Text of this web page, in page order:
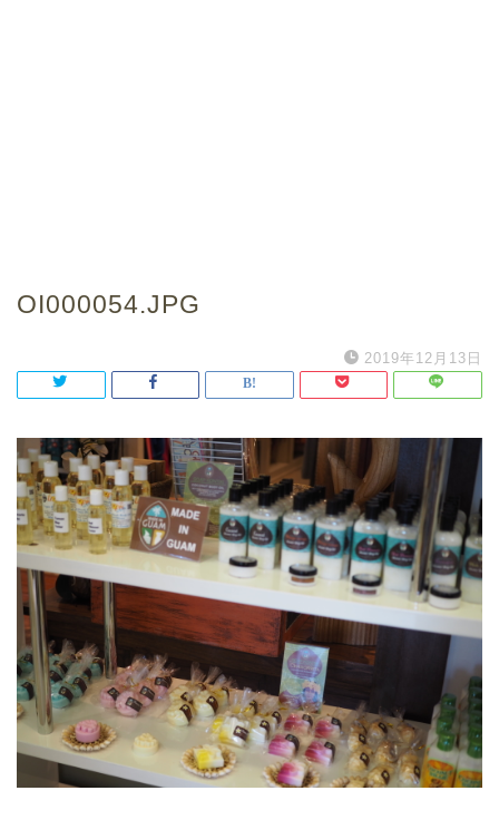
OI000054.JPG
2019年12月13日